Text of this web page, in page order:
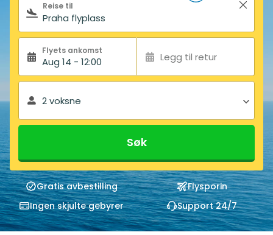
Reise til
Flyets ankomst
Aug 14 - 12:00 Legg til retur
2 voksne
Søk
Gratis avbestilling
Flysporin
Ingen skjulte gebyrer
Support 24/7